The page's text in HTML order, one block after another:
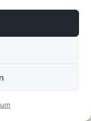
ausgelegt,
den
Alltag geht